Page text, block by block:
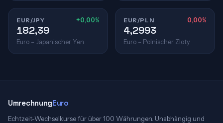
EUR/JPY +0,00%
182,39
Euro – Japanischer Yen
EUR/PLN 0,00%
4,2993
Euro – Polnischer Zloty
UmrechnungEuro
Echtzeit-Wechselkurse für über 100 Währungen. Unabhängig und